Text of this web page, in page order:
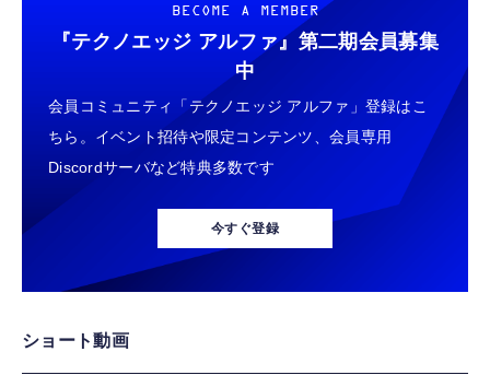
BECOME A MEMBER
『テクノエッジ アルファ』 第二期会員募集
中
会員コミュニティ「テクノエッジ アルファ」登録はこ
ちら。イベント招待や限定コンテンツ、会員専用
Discordサーバなど特典多数です
今すぐ登録
ショート動画